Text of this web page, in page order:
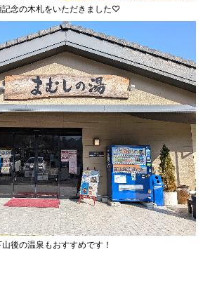
記念の木札をいただきました♡
山後の温泉もおすすめです！